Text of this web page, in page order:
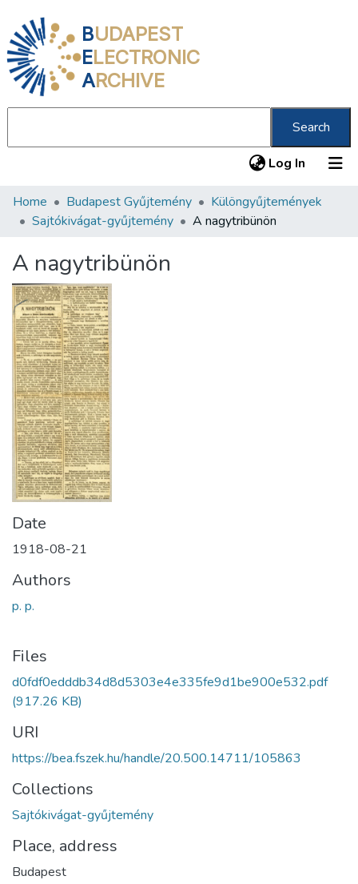
BUDAPEST
ELECTRONIC
ARCHIVE
Search
Log In (current)
Communities & Collections
Statistics
About us
Home Budapest Gyűjtemény
Különgyűjtemények
Sajtókivágat-gyűjtemény
A nagytribünön
A nagytribünön
Date
1918-08-21
Authors
p. p.
Files
d0fdf0edddb34d8d5303e4e335fe9d1be900e532.pdf
(917.26 KB)
URI
https://bea.fszek.hu/handle/20.500.14711/105863
Collections
Sajtókivágat-gyűjtemény
Place, address
Budapest